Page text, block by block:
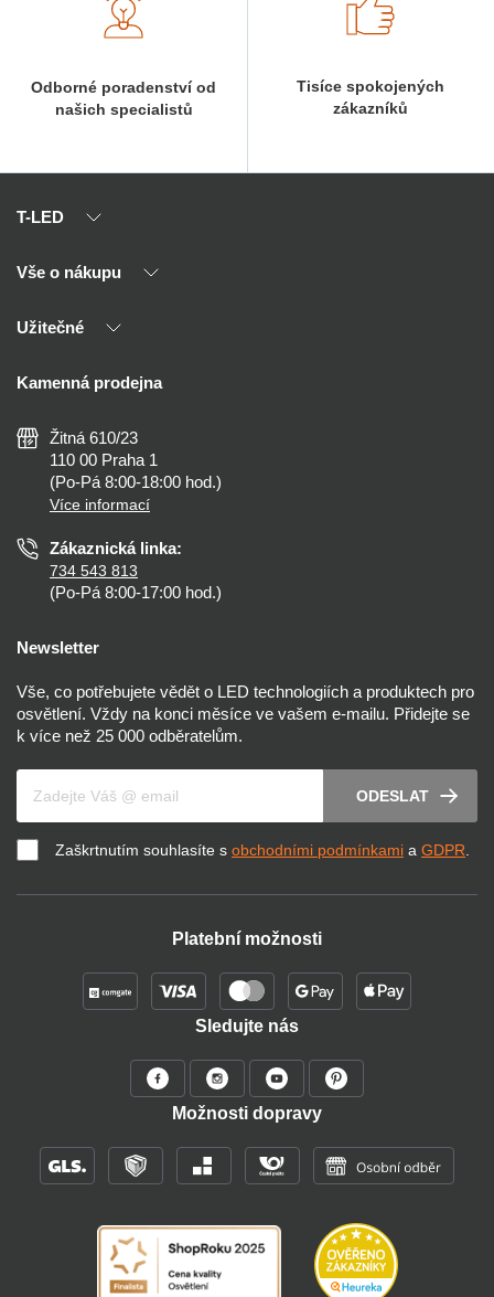
Odborné poradenství od
našich specialistů
Tisíce spokojených
zákazníků
T-LED
O nás
Kontakty
Vše o nákupu
Výhody T-LED
Montáž
Nejčastější dotazy
Než koupíte
Osvětlení dle místnosti
Užitečné
Reklamace a vrácení
Zásady ochrany soukromí
Nastavení cookies
Prohlášení o přístupnosti
Kamenná prodejna
Žitná 610/23
110 00 Praha 1
(Po-Pá 8:00-18:00 hod.)
Více informací
Zákaznická linka:
734 543 813
(Po-Pá 8:00-17:00 hod.)
Newsletter
Vše, co potřebujete vědět o LED technologiích a produktech pro
osvětlení. Vždy na konci měsíce ve vašem e-mailu. Přidejte se
k více než 25 000 odběratelům.
ODESLAT
Zaškrtnutím souhlasíte s obchodními podmínkami a GDPR.
Platební možnosti
Sledujte nás
Možnosti dopravy